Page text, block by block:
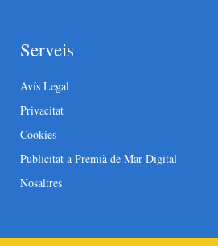
Serveis
Avís Legal
Privacitat
Cookies
Publicitat a Premià de Mar Digital
Nosaltres